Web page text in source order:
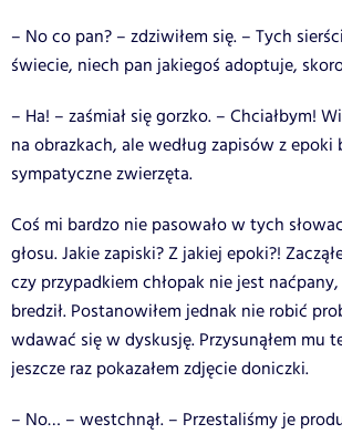
– No co pan? – zdziwiłem się. – Tych
świecie, niech pan jakiegoś adoptuje,
– Ha! – zaśmiał się gorzko. – Chciałbym!
na obrazkach, ale według zapisów z epoki
sympatyczne zwierzęta.
Coś mi bardzo nie pasowało w tych
głosu. Jakie zapiski? Z jakiej epoki?!
czy przypadkiem chłopak nie jest
bredził. Postanowiłem jednak nie robić
wdawać się w dyskusję. Przysunąłem mu
jeszcze raz pokazałem zdjęcie doniczki.
– No… – westchnął. – Przestaliśmy je